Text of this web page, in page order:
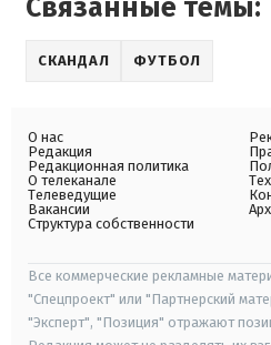
Связанные темы:
СКАНДАЛ ФУТБОЛ
О нас
Редакция
Редакционная политика
О телеканале
Телеведущие
Вакансии
Структура собственности
Все коммерческие рекламные
"Спецпроект" или "Партнерский
"Эксперт", "Позиция" отражают